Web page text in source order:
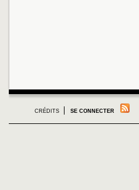
CRÉDITS SE CONNECTER